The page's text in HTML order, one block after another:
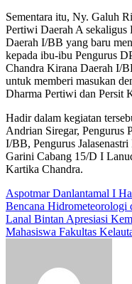
Sementara itu, Ny. Galuh
Pertiwi Daerah A
Daerah I/BB yang baru
kepada ibu-ibu Pengurus
Chandra Kirana Daerah I/
untuk memberi masukan
Dharma Pertiwi dan Persit
Hadir dalam kegiatan
Andrian Siregar, Pengurus
I/BB, Pengurus
Garini Cabang 15/D I
Kartika Chandra.
Navigasi
pos
Aspotmar Danlantamal I
Bencana Hidrometeorologi
Lanal Bintan Apresiasi
Mahasiswa Fakultas